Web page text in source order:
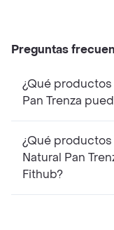
Preguntas
¿Qué
Pan Trenza
¿Qué
Natural Pan
Fithub?